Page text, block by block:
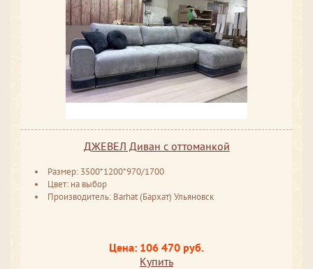
ДЖЕВЕЛ Диван с оттоманкой
Размер: 3500*1200*970/1700
Цвет: на выбор
Производитель: Barhat (Бархат) Ульяновск
Цена: 106 470 руб.
Купить